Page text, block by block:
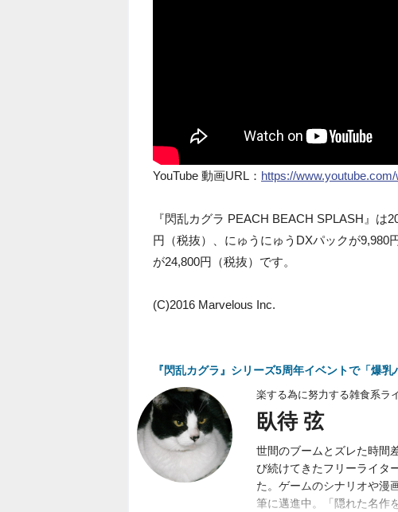
YouTube 動画URL： https://
『閃乱カグラ PEACH BEACH SPLASH』は
円（税抜）、にゅうにゅうDXパックが9,980
が24,800円（税抜）です。
(C)2016 Marvelous Inc.
『閃乱カグラ』シリーズ5周年イベントで「爆
楽する為に努力する雑食系ラ
臥待 弦
世間のブームとズレた時間
び続けてきたフリーライタ
た。ゲームのシナリオや漫
筆に邁進中。「隠れた名作